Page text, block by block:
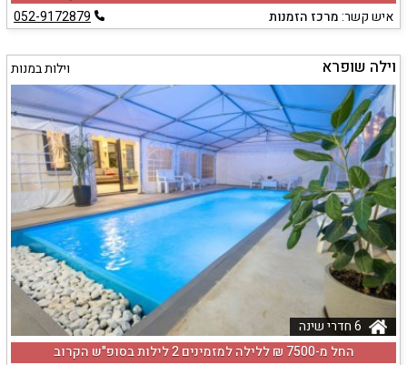
איש קשר:מרכז הזמנות 052-9172879
וילה שופרא וילות במנות
החל מ-‏7500 ₪ ללילה למזמינים 2 לילות בסופ"ש הקרוב